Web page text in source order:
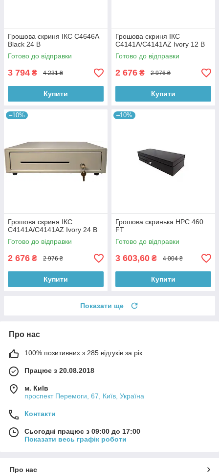
Грошова скриня ІКС C4646A
Black 24 В
Готово до відправки
3 794 ₴ 4 231 ₴
Купити
Грошова скриня ІКС
C4141A/C4141AZ Ivory 12 В
Готово до відправки
2 676 ₴ 2 976 ₴
Купити
–10%
Грошова скриня ІКС
C4141A/C4141AZ Ivory 24 В
Готово до відправки
2 676 ₴ 2 976 ₴
Купити
–10%
Грошова скринька HPC 460
FT
Готово до відправки
3 603,60 ₴ 4 004 ₴
Купити
Показати ще
Про нас
100% позитивних з 285 відгуків за рік
Працює з 20.08.2018
м. Київ
проспект Перемоги, 67, Київ, Україна
Контакти
Сьогодні працює з 09:00 до 17:00
Показати весь графік роботи
Про нас